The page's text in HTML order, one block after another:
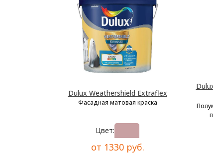
Dulux Weathershield Extraflex
Фасадная матовая краска
Цвет:
от 1330 руб.